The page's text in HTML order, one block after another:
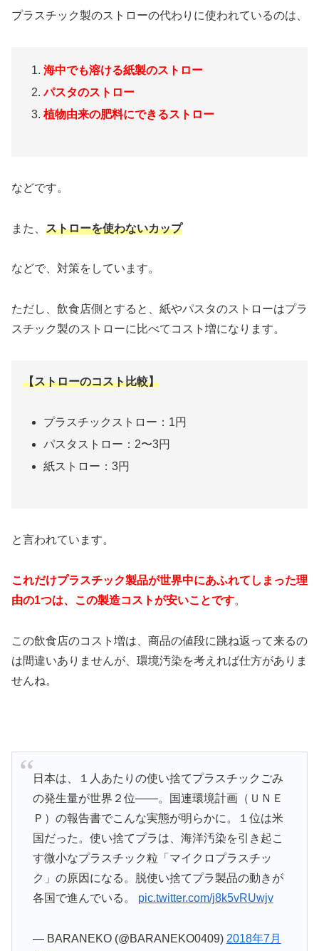
プラスチック製のストローの代わりに使われているのは、
海中でも溶ける紙製のストロー
パスタのストロー
植物由来の肥料にできるストロー
などです。
また、 ストローを使わないカップ
などで、対策をしています。
ただし、飲食店側とすると、紙やパスタのストローはプラ
スチック製のストローに比べてコスト増になります。
【ストローのコスト比較】
プラスチックストロー：1円
パスタストロー：2〜3円
紙ストロー：3円
と言われています。
これだけプラスチック製品が世界中にあふれてしまった理
由の1つは、この製造コストが安いことです。
この飲食店のコスト増は、商品の値段に跳ね返って来るの
は間違いありませんが、環境汚染を考えれば仕方がありま
せんね。
日本は、１人あたりの使い捨てプラスチックごみ
の発生量が世界２位――。国連環境計画（ＵＮＥ
Ｐ）の報告書でこんな実態が明らかに。１位は米
国だった。使い捨てプラは、海洋汚染を引き起こ
す微小なプラスチック粒「マイクロプラスチッ
ク」の原因になる。脱使い捨てプラ製品の動きが
各国で進んでいる。 pic.twitter.com/j8k5vRUwjv
— BARANEKO (@BARANEKO0409) 2018年7月